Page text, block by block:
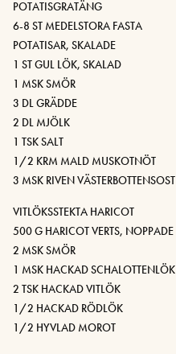
POTATISGRATÄNG
6-8 ST MEDELSTORA FASTA
POTATISAR, SKALADE
1 ST GUL LÖK, SKALAD
1 MSK SMÖR
3 DL GRÄDDE
2 DL MJÖLK
1 TSK SALT
1/2 KRM MALD MUSKOTNÖT
3 MSK RIVEN VÄSTERBOTTENSOST
VITLÖKSSTEKTA HARICOT
500 G HARICOT VERTS, NOPPADE
2 MSK SMÖR
1 MSK HACKAD SCHALOTTENLÖK
2 TSK HACKAD VITLÖK
1/2 HACKAD RÖDLÖK
1/2 HYVLAD MOROT